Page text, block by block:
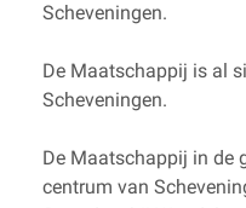
Scheveningen.
De Maatschappij is al
Scheveningen.
De Maatschappij in de
centrum van